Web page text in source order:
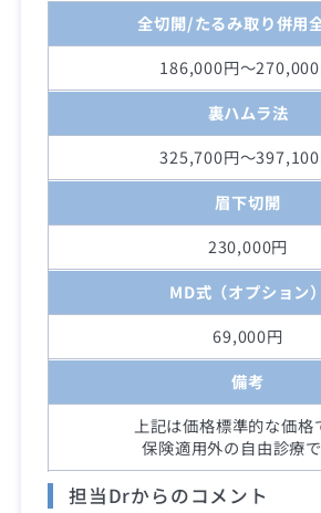
全切開/たるみ取り併用
186,000円～
裏ハムラ法
325,700円～
眉下切開
230,000円
MD式（オプション）
69,000円
備考
上記は価格標準的な価格
保険適用外の自由診療で
担当Drからのコメント